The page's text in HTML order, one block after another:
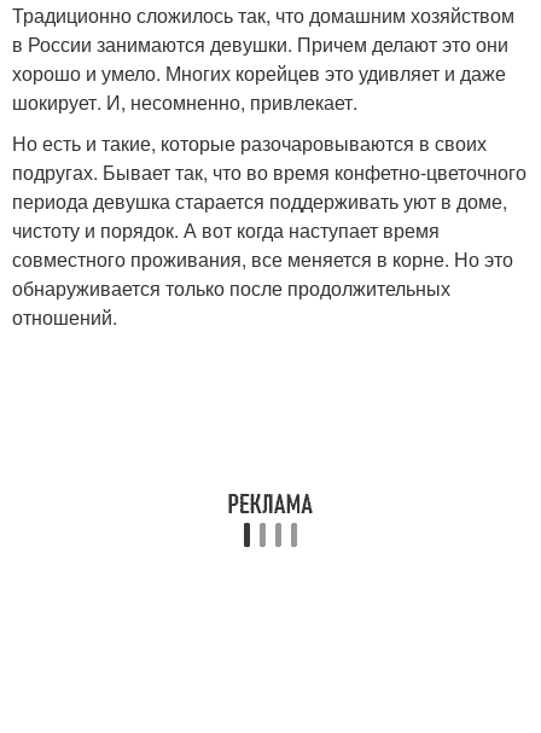
Традиционно сложилось так, что домашним хозяйством
в России занимаются девушки. Причем делают это они
хорошо и умело. Многих корейцев это удивляет и даже
шокирует. И, несомненно, привлекает.
Но есть и такие, которые разочаровываются в своих
подругах. Бывает так, что во время конфетно-цветочного
периода девушка старается поддерживать уют в доме,
чистоту и порядок. А вот когда наступает время
совместного проживания, все меняется в корне. Но это
обнаруживается только после продолжительных
отношений.